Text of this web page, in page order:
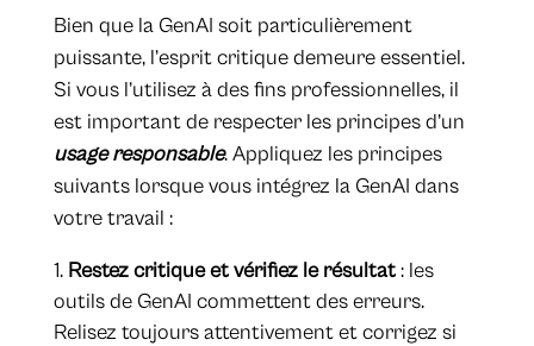
Bien que la GenAI soit particulièrement
puissante, l’esprit critique demeure essentiel.
Si vous l’utilisez à des fins professionnelles, il
est important de respecter les principes d’un
usage responsable. Appliquez les principes
suivants lorsque vous intégrez la GenAI dans
votre travail :
Restez critique et vérifiez le résultat: les
outils de GenAI commettent des erreurs.
Relisez toujours attentivement et corrigez si